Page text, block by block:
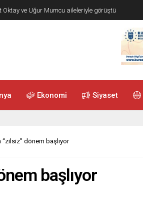
Oktay ve Uğur Mumcu aileleriyle görüştü
Ekonomi Siyaset
“zilsiz” dönem başlıyor
başlıyor